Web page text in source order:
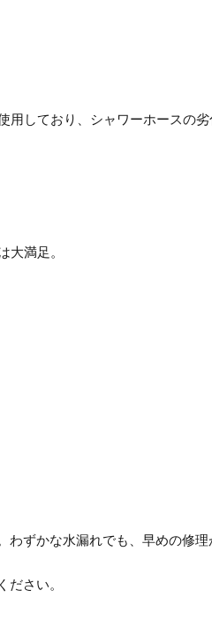
用しており、シャワーホースの
大満足。
ずかな水漏れでも、早めの修理
ださい。